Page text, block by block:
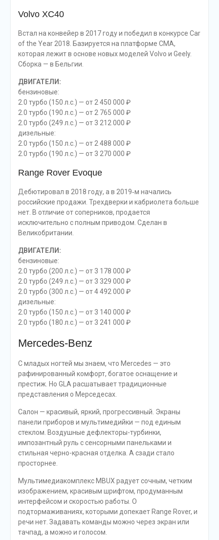
Volvo XC40
Встал на конвейер в 2017 году и победил в конкурсе Car
of the Year 2018. Базируется на платформе CMA,
которая лежит в основе новых моделей Volvo и Geely.
Сборка — в Бельгии.
ДВИГАТЕЛИ:
бензиновые:
2.0 турбо (150 л.с.) — от 2 450 000 ₽
2.0 турбо (190 л.с.) — от 2 765 000 ₽
2.0 турбо (249 л.с.) — от 3 212 000 ₽
дизельные:
2.0 турбо (150 л.с.) — от 2 488 000 ₽
2.0 турбо (190 л.с.) — от 3 270 000 ₽
Range Rover Evoque
Дебютировал в 2018 году, а в 2019‑м начались
российские продажи. Трехдверки и кабриолета больше
нет. В отличие от соперников, продается
исключительно с полным приводом. Сделан в
Великобритании.
ДВИГАТЕЛИ:
бензиновые:
2.0 турбо (200 л.с.) — от 3 178 000 ₽
2.0 турбо (249 л.с.) — от 3 329 000 ₽
2.0 турбо (300 л.с.) — от 4 492 000 ₽
дизельные:
2.0 турбо (150 л.с.) — от 3 140 000 ₽
2.0 турбо (180 л.с.) — от 3 241 000 ₽
Mercedes-Benz
С младых ногтей мы знаем, что Mercedes — это
рафинированный комфорт, богатое оснащение и
престиж. Но GLA расшатывает традиционные
представления о Мерседесах.
Салон — красивый, яркий, прогрессивный. Экраны
панели приборов и мультимедийки — под единым
стеклом. Воздушные дефлекторы-турбинки,
импозантный руль с сенсорными панельками и
стильная черно-красная отделка. А сзади стало
просторнее.
Мультимедиакомплекс MBUX радует сочным, четким
изображением, красивым шрифтом, продуманным
интерфейсом и скоростью работы. О
подтормаживаниях, которыми допекает Range Rover, и
речи нет. Задавать команды можно через экран или
тачпад, а можно и голосом.